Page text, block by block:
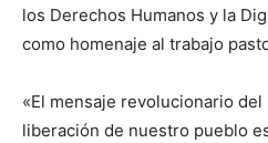
los Derechos Humanos y la
como homenaje al trabajo
«El mensaje revolucionario
liberación de nuestro pueblo